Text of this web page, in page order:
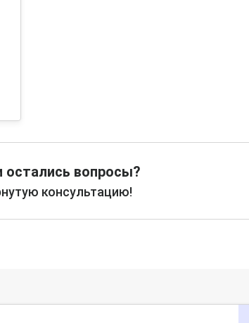
вопросы?
консультацию!